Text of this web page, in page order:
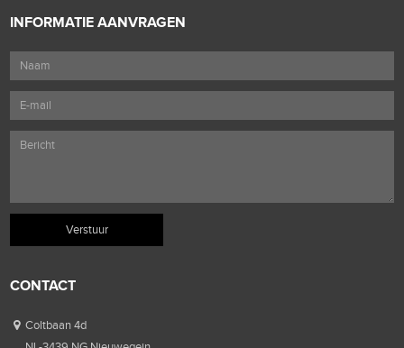
INFORMATIE AANVRAGEN
CONTACT
Coltbaan 4d